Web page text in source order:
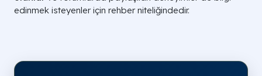
edinmek isteyenler için rehber niteliğindedir.